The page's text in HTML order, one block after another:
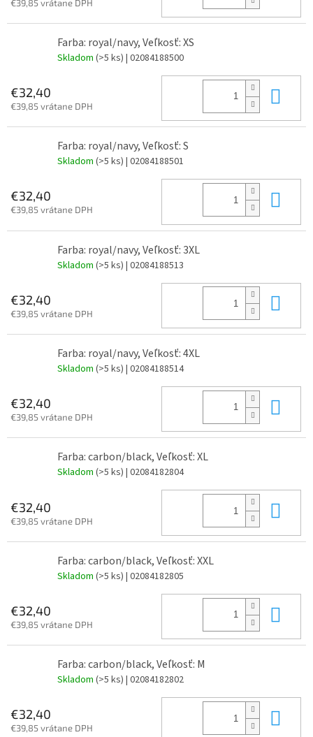
€39,85 vrátane DPH
Farba: royal/navy, Veľkosť: XS
Skladom (>5 ks) | 02084188500
€32,40
€39,85 vrátane DPH
Farba: royal/navy, Veľkosť: S
Skladom (>5 ks) | 02084188501
€32,40
€39,85 vrátane DPH
Farba: royal/navy, Veľkosť: 3XL
Skladom (>5 ks) | 02084188513
€32,40
€39,85 vrátane DPH
Farba: royal/navy, Veľkosť: 4XL
Skladom (>5 ks) | 02084188514
€32,40
€39,85 vrátane DPH
Farba: carbon/black, Veľkosť: XL
Skladom (>5 ks) | 02084182804
€32,40
€39,85 vrátane DPH
Farba: carbon/black, Veľkosť: XXL
Skladom (>5 ks) | 02084182805
€32,40
€39,85 vrátane DPH
Farba: carbon/black, Veľkosť: M
Skladom (>5 ks) | 02084182802
€32,40
€39,85 vrátane DPH